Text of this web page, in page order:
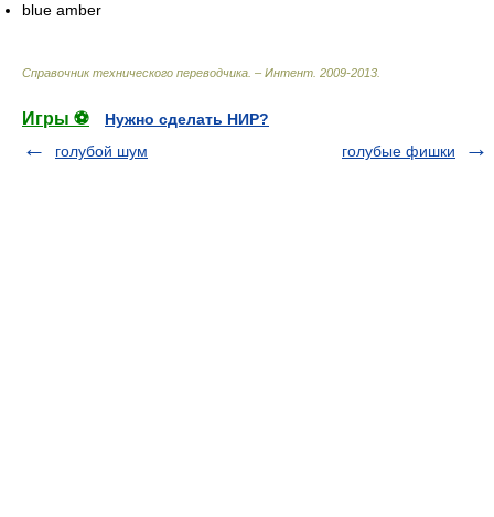
blue amber
Справочник технического переводчика. – Интент 2009-2013
Игры ⚽
Нужно сделать НИР?
голубой шум
голубые фишки